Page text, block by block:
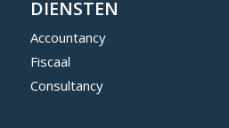
DIENSTEN
Accountancy
Fiscaal
Consultancy